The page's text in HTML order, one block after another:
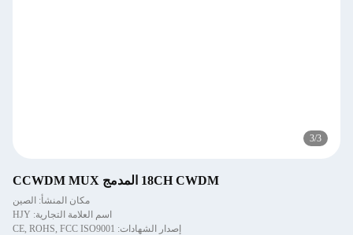
3/3
18CH CWDM المدمج CCWDM MUX
مكان المنشأ: الصين
اسم العلامة التجارية: HJY
إصدار الشهادات: CE, ROHS, FCC ISO9001